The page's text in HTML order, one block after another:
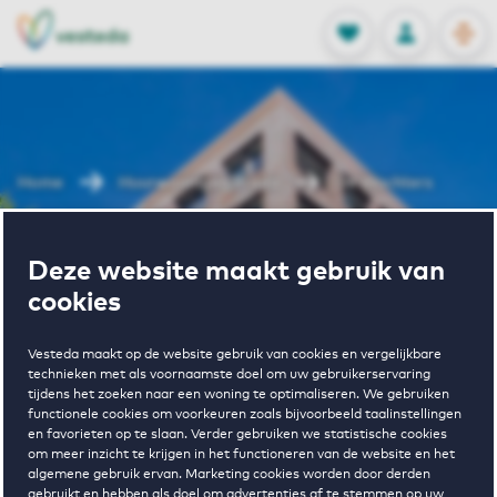
Deze website maakt gebruik van
cookies
Vesteda maakt op de website gebruik van cookies en vergelijkbare
technieken met als voornaamste doel om uw gebruikerservaring
tijdens het zoeken naar een woning te optimaliseren. We gebruiken
functionele cookies om voorkeuren zoals bijvoorbeeld taalinstellingen
en favorieten op te slaan. Verder gebruiken we statistische cookies
om meer inzicht te krijgen in het functioneren van de website en het
algemene gebruik ervan. Marketing cookies worden door derden
FAVORIETEN
Opgeslagen
INLOGGEN
NL
EN
Home Huurwoningen Breda De Wachters
Wonen in De
Wachters